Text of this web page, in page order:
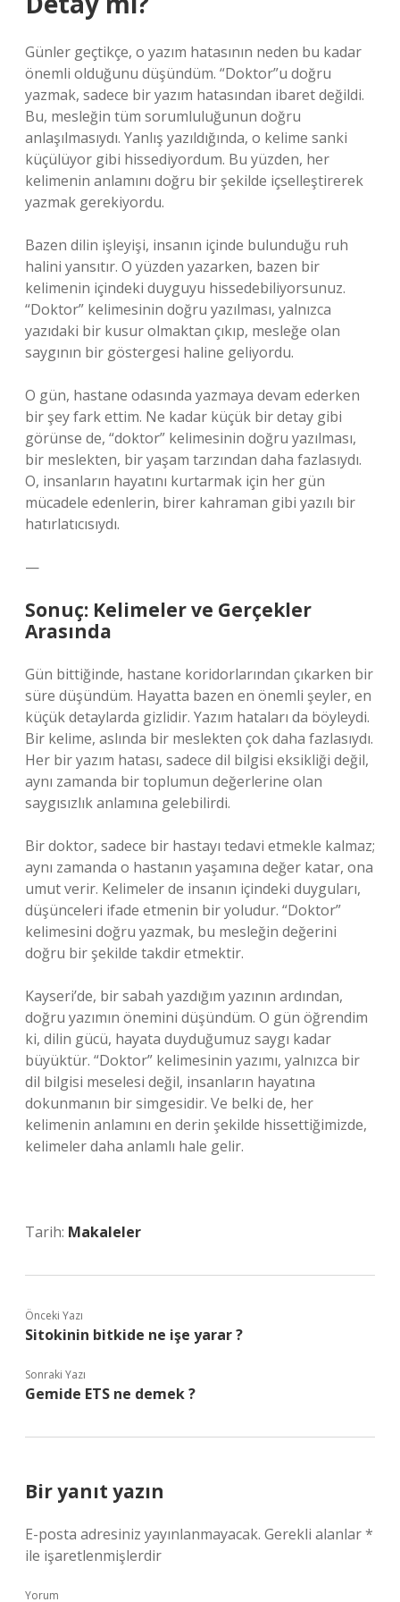
Günler geçtikçe, o yazım hatasının neden bu kadar
önemli olduğunu düşündüm. “Doktor”u doğru
yazmak, sadece bir yazım hatasından ibaret değildi.
Bu, mesleğin tüm sorumluluğunun doğru
anlaşılmasıydı. Yanlış yazıldığında, o kelime sanki
küçülüyor gibi hissediyordum. Bu yüzden, her
kelimenin anlamını doğru bir şekilde içselleştirerek
yazmak gerekiyordu.
Bazen dilin işleyişi, insanın içinde bulunduğu ruh
halini yansıtır. O yüzden yazarken, bazen bir
kelimenin içindeki duyguyu hissedebiliyorsunuz.
“Doktor” kelimesinin doğru yazılması, yalnızca
yazıdaki bir kusur olmaktan çıkıp, mesleğe olan
saygının bir göstergesi haline geliyordu.
O gün, hastane odasında yazmaya devam ederken
bir şey fark ettim. Ne kadar küçük bir detay gibi
görünse de, “doktor” kelimesinin doğru yazılması,
bir meslekten, bir yaşam tarzından daha fazlasıydı.
O, insanların hayatını kurtarmak için her gün
mücadele edenlerin, birer kahraman gibi yazılı bir
hatırlatıcısıydı.
—
Sonuç: Kelimeler ve Gerçekler
Arasında
Gün bittiğinde, hastane koridorlarından çıkarken bir
süre düşündüm. Hayatta bazen en önemli şeyler, en
küçük detaylarda gizlidir. Yazım hataları da böyleydi.
Bir kelime, aslında bir meslekten çok daha fazlasıydı.
Her bir yazım hatası, sadece dil bilgisi eksikliği değil,
aynı zamanda bir toplumun değerlerine olan
saygısızlık anlamına gelebilirdi.
Bir doktor, sadece bir hastayı tedavi etmekle kalmaz;
aynı zamanda o hastanın yaşamına değer katar, ona
umut verir. Kelimeler de insanın içindeki duyguları,
düşünceleri ifade etmenin bir yoludur. “Doktor”
kelimesini doğru yazmak, bu mesleğin değerini
doğru bir şekilde takdir etmektir.
Kayseri’de, bir sabah yazdığım yazının ardından,
doğru yazımın önemini düşündüm. O gün öğrendim
ki, dilin gücü, hayata duyduğumuz saygı kadar
büyüktür. “Doktor” kelimesinin yazımı, yalnızca bir
dil bilgisi meselesi değil, insanların hayatına
dokunmanın bir simgesidir. Ve belki de, her
kelimenin anlamını en derin şekilde hissettiğimizde,
kelimeler daha anlamlı hale gelir.
Tarih: Makaleler
Önceki Yazı
Sitokinin bitkide ne işe yarar ?
Sonraki Yazı
Gemide ETS ne demek ?
Bir yanıt yazın
E-posta adresiniz yayınlanmayacak. Gerekli alanlar*
ile işaretlenmişlerdir
Yorum